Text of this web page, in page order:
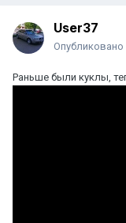
User37
Опубликовано
Раньше были куклы,